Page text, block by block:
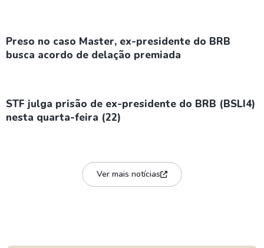
Preso no caso Master, ex-presidente do BRB
busca acordo de delação premiada
STF julga prisão de ex-presidente do BRB (BSLI4)
nesta quarta-feira (22)
Ver mais notícias